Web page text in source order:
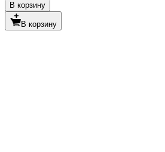
В корзину
В корзину